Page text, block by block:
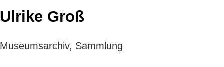
Ulrike Groß
Museumsarchiv, Sammlung